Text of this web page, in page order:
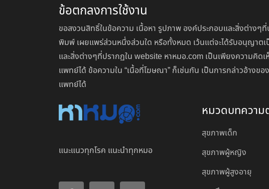
ข้อตกลงการใช้งาน
ขอสงวนสิทธิ์ในข้อความ เนื้อหา รูปภาพ องค์ประกอบและสิ่งต่าง
พิมพ์ เผยแพร่ส่วนหนึ่งส่วนใด หรือทั้งหมด เว้นแต่จะได้รับอนุญาต
และสิ่งต่างๆที่ปรากฏใน website หาหมอ.com เป็นเพียงความคิด
แพทย์ได้ ข้อความใน “เนื้อที่โฆษณา” ก็เช่นกัน เป็นการกล่าวอ้าง
แพทย์ได้
แนะแนวทุกโรค แนะนำทุกหมอ
หมวดบทความ
สุขภาพเด็ก
สุขภาพผู้หญิง
สุขภาพผู้สูงอายุ